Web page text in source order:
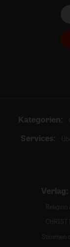
Kategorien:
Services:
Verlag:
CHRIST
Stimmen